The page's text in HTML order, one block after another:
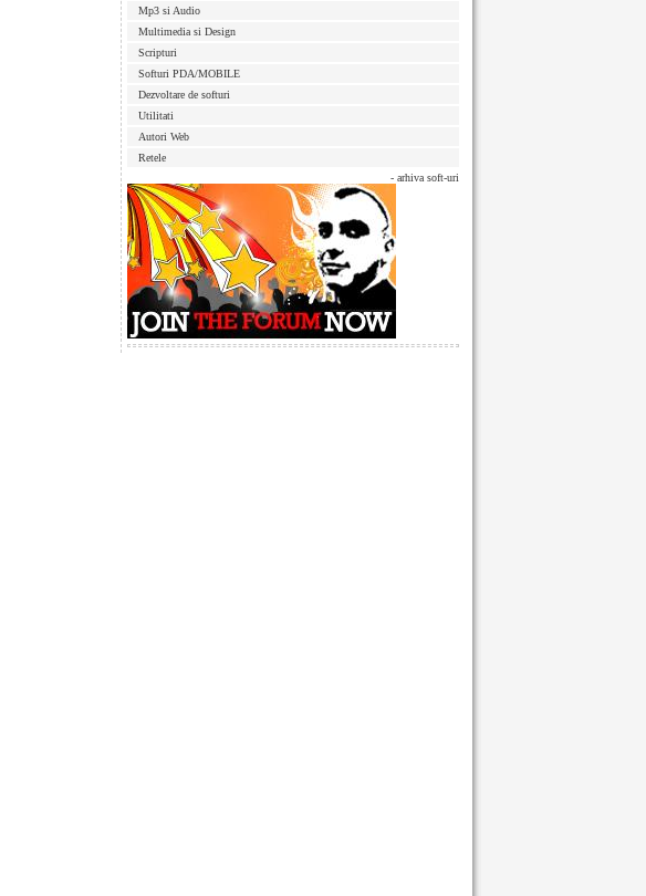
Mp3 si Audio
Multimedia si Design
Scripturi
Softuri PDA/MOBILE
Dezvoltare de softuri
Utilitati
Autori Web
Retele
- arhiva soft-uri